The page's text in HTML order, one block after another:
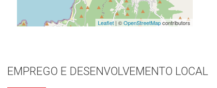
Leaflet| ©OpenStreetMapcontributors
EMPREGO E DESENVOLVEMENTO LOCAL